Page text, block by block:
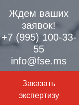
Ждем ваших
заявок!
+7 (995) 100-33-
55
info@fse.ms
Заказать
экспертизу